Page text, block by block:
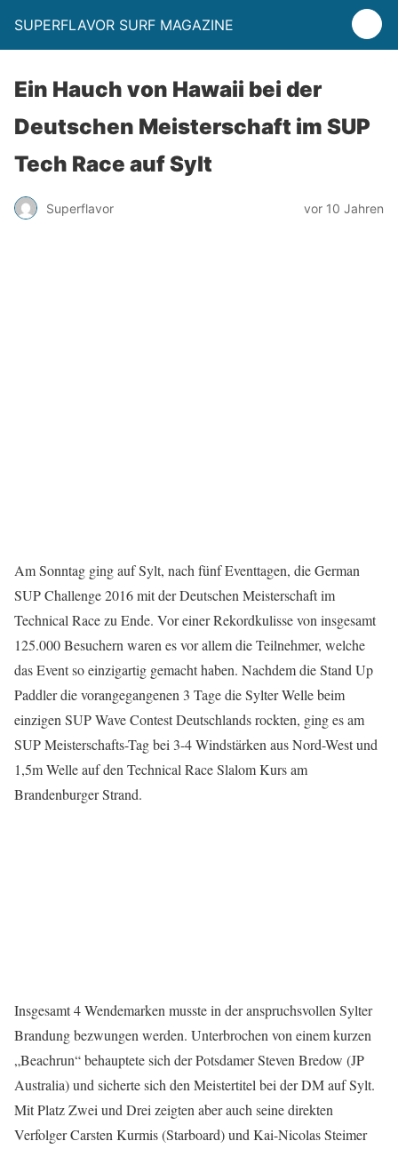
SUPERFLAVOR SURF MAGAZINE
Ein Hauch von Hawaii bei der
Deutschen Meisterschaft im SUP
Tech Race auf Sylt
Superflavor vor 10 Jahren
Am Sonntag ging auf Sylt, nach fünf Eventtagen, die German
SUP Challenge 2016 mit der Deutschen Meisterschaft im
Technical Race zu Ende. Vor einer Rekordkulisse von insgesamt
125.000 Besuchern waren es vor allem die Teilnehmer, welche
das Event so einzigartig gemacht haben. Nachdem die Stand Up
Paddler die vorangegangenen 3 Tage die Sylter Welle beim
einzigen SUP Wave Contest Deutschlands rockten, ging es am
SUP Meisterschafts-Tag bei 3-4 Windstärken aus Nord-West und
1,5m Welle auf den Technical Race Slalom Kurs am
Brandenburger Strand.
Insgesamt 4 Wendemarken musste in der anspruchsvollen Sylter
Brandung bezwungen werden. Unterbrochen von einem kurzen
„Beachrun“ behauptete sich der Potsdamer Steven Bredow (JP
Australia) und sicherte sich den Meistertitel bei der DM auf Sylt.
Mit Platz Zwei und Drei zeigten aber auch seine direkten
Verfolger Carsten Kurmis (Starboard) und Kai-Nicolas Steimer